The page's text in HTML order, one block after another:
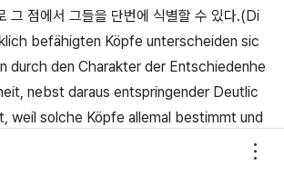
그 점에서 그들을 단번에 식별할 수 있다.(Di
befähigten Köpfe unterscheiden sic
durch den Charakter der Entschiedenhe
nebst daraus entspringender Deutlic
weil solche Köpfe allemal bestimmt und
sie ausdrücken wollten,
es mag nu